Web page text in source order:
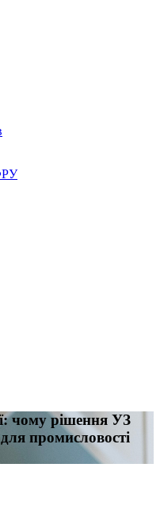
чому рішення УЗ
промисловості